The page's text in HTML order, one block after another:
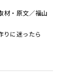
・原文／福山
りに迷ったら